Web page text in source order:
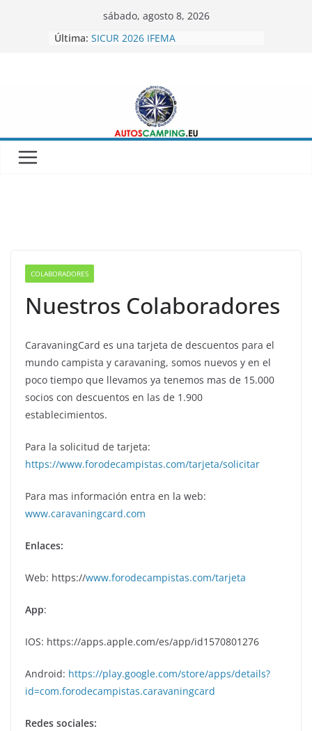
sábado, agosto 8, 2026
Última: SICUR 2026 IFEMA
MINICARAVANAS CARPENTO 360
Feria del Caravaning Xanadu 2026
COLABORADORES
Nuestros Colaboradores
CaravaningCard es una tarjeta de descuentos para el
mundo campista y caravaning, somos nuevos y en el
poco tiempo que llevamos ya tenemos mas de 15.000
socios con descuentos en las de 1.900
establecimientos.
Para la solicitud de tarjeta:
https://www.forodecampistas.com/tarjeta/solicitar
Para mas información entra en la web:
www.caravaningcard.com
Enlaces:
Web: https://www.forodecampistas.com/tarjeta
App:
IOS: https://apps.apple.com/es/app/id1570801276
Android: https://play.google.com/store/apps/details?
id=com.forodecampistas.caravaningcard
Redes sociales: